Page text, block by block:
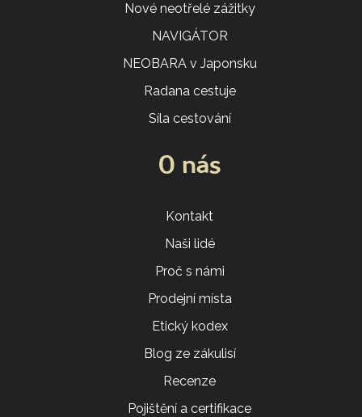
Nové neotřelé zážitky
NAVIGÁTOR
NEOBARA v Japonsku
Radana cestuje
Síla cestování
O nás
Kontakt
Naši lidé
Proč s námi
Prodejní místa
Etický kodex
Blog ze zákulisí
Recenze
Pojištění a certifikace